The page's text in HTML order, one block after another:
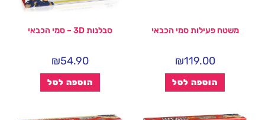
משטח פעילות סמי הכבאי
₪119.00
הוספה לסל
סבלנות 3D – סמי הכבאי
₪54.90
הוספה לסל